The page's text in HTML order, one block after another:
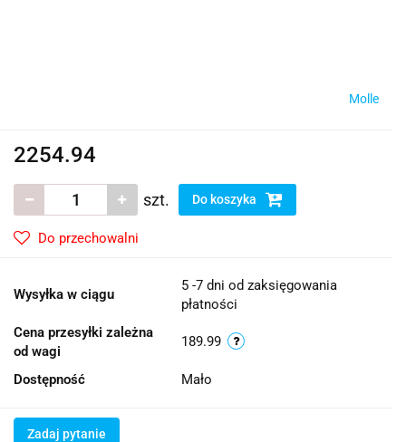
Molle
2254.94
szt. Do koszyka
Do przechowalni
Wysyłka w ciągu
5 -7 dni od zaksięgowania
płatności
Cena przesyłki zależna
od wagi
189.99
Dostępność Mało
Zadaj pytanie